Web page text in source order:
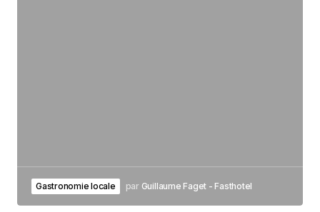
Gastronomie locale par Guillaume Faget - Fasthotel